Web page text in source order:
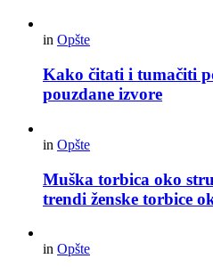
in Opšte
Kako čitati i tumačiti
pouzdane izvore
in Opšte
Muška torbica oko
trendi ženske torbice
in Opšte